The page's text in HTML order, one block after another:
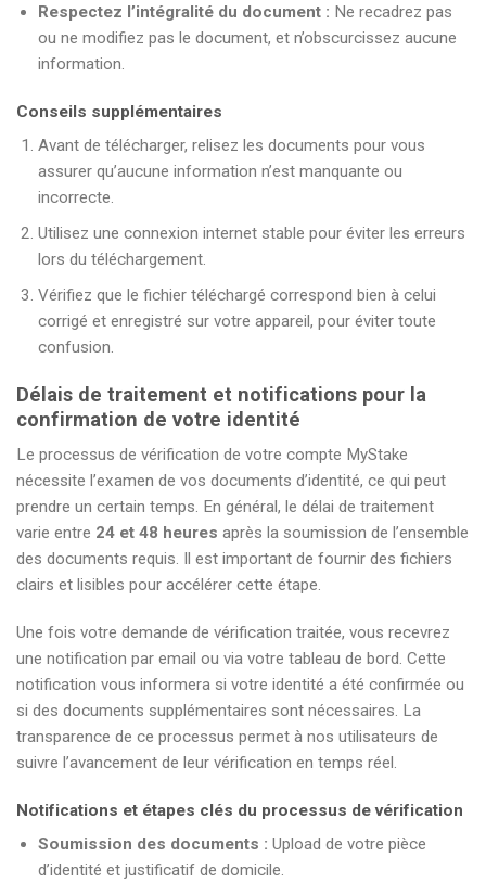
Respectez l’intégralité du document : Ne recadrez pas
ou ne modifiez pas le document, et n’obscurcissez aucune
information.
Conseils supplémentaires
Avant de télécharger, relisez les documents pour vous
assurer qu’aucune information n’est manquante ou
incorrecte.
Utilisez une connexion internet stable pour éviter les erreurs
lors du téléchargement.
Vérifiez que le fichier téléchargé correspond bien à celui
corrigé et enregistré sur votre appareil, pour éviter toute
confusion.
Délais de traitement et notifications pour la
confirmation de votre identité
Le processus de vérification de votre compte MyStake
nécessite l’examen de vos documents d’identité, ce qui peut
prendre un certain temps. En général, le délai de traitement
varie entre 24 et 48 heures après la soumission de l’ensemble
des documents requis. Il est important de fournir des fichiers
clairs et lisibles pour accélérer cette étape.
Une fois votre demande de vérification traitée, vous recevrez
une notification par email ou via votre tableau de bord. Cette
notification vous informera si votre identité a été confirmée ou
si des documents supplémentaires sont nécessaires. La
transparence de ce processus permet à nos utilisateurs de
suivre l’avancement de leur vérification en temps réel.
Notifications et étapes clés du processus de vérification
Soumission des documents : Upload de votre pièce
d’identité et justificatif de domicile.